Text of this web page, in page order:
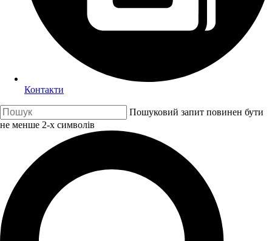
Контакти
Пошуковий запит повинен бути
не менше 2-х символів